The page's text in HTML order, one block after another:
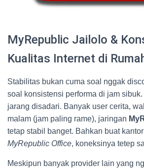
MyRepublic Jailolo &
Kualitas Internet di
Stabilitas bukan cuma soal nggak
soal konsistensi performa di jam
jarang disadari. Banyak user cerita,
malam (jam paling rame), jaringan
tetap stabil banget. Bahkan buat
MyRepublic Office, koneksinya tetep
Meskipun banyak provider lain yang